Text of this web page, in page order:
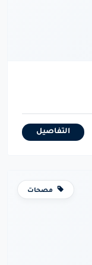
التفاصيل
مصحات